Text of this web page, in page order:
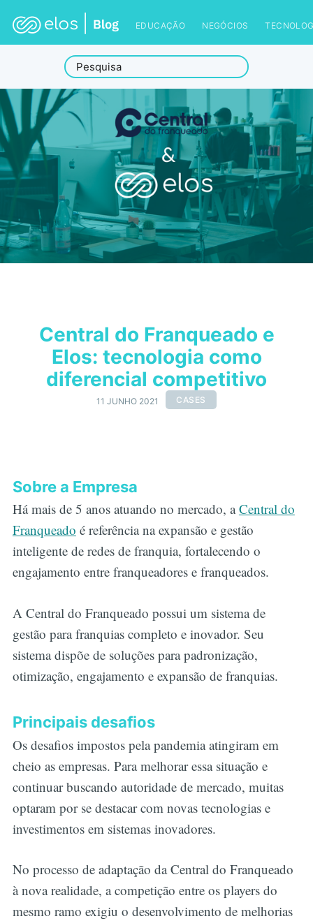
EDUCAÇÃO NEGÓCIOS
Central do Franqueado e
Elos: tecnologia como
diferencial competitivo
11 JUNHO 2021 CASES
Sobre a Empresa
Há mais de 5 anos atuando no mercado, aCentral do
Franqueado é referência na expansão e gestão
inteligente de redes de franquia, fortalecendo o
engajamento entre franqueadores e franqueados.
A Central do Franqueado possui um sistema de
gestão para franquias completo e inovador. Seu
sistema dispõe de soluções para padronização,
otimização, engajamento e expansão de franquias.
Principais desafios
Os desafios impostos pela pandemia atingiram em
cheio as empresas. Para melhorar essa situação e
continuar buscando autoridade de mercado, muitas
optaram por se destacar com novas tecnologias e
investimentos em sistemas inovadores.
No processo de adaptação da Central do Franqueado
à nova realidade, a competição entre os players do
mesmo ramo exigiu o desenvolvimento de melhorias